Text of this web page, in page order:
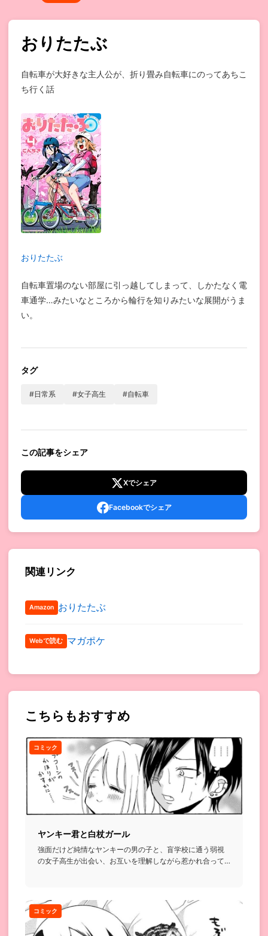
おりたたぶ
自転車が大好きな主人公が、折り畳み自転車にのってあちこ
ち行く話
おりたたぶ
自転車置場のない部屋に引っ越してしまって、しかたなく電
車通学…みたいなところから輪行を知りみたいな展開がうま
い。
タグ
#日常系 #女子高生 #自転車
この記事をシェア
Xでシェア
Facebookでシェア
関連リンク
Amazon おりたたぶ
Webで読む マガポケ
こちらもおすすめ
コミック
ヤンキー君と白杖ガール
強面だけど純情なヤンキーの男の子と、盲学校に通う弱視
の女子高生が出会い、お互いを理解しながら惹かれ合って
コミック